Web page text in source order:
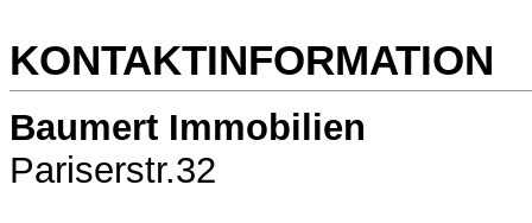
KONTAKTINFORMATION
Baumert Immobilien
Pariserstr.32